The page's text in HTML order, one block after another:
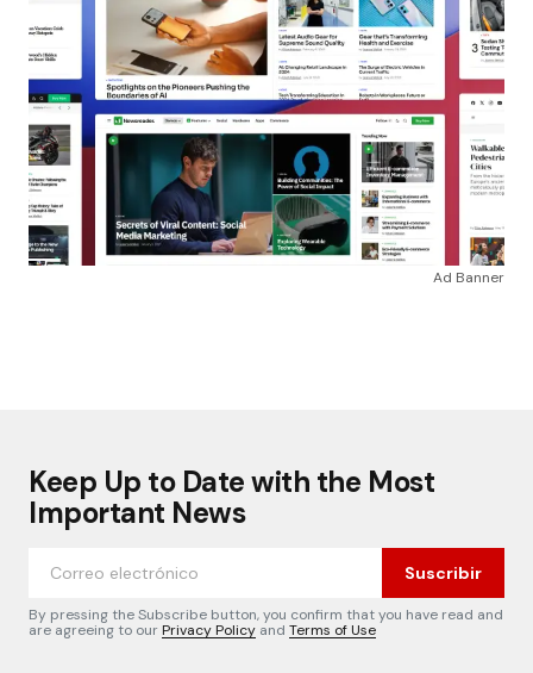
Ad Banner
Keep Up to Date with the Most
Important News
Suscribir
By pressing the Subscribe button, you confirm that you have read and
are agreeing to ourPrivacy Policy and Terms of Use